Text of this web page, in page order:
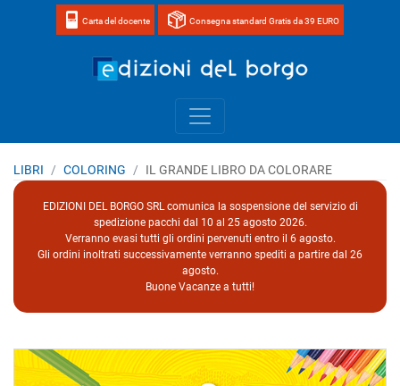
Carta del docente Consegna standard Gratis da 39 EURO
LIBRI COLORING IL GRANDE LIBRO DA COLORARE
EDIZIONI DEL BORGO SRL comunica la sospensione del servizio di
spedizione pacchi dal 10 al 25 agosto 2026.
Verranno evasi tutti gli ordini pervenuti entro il 6 agosto.
Gli ordini inoltrati successivamente verranno spediti a partire dal 26
agosto.
Buone Vacanze a tutti!